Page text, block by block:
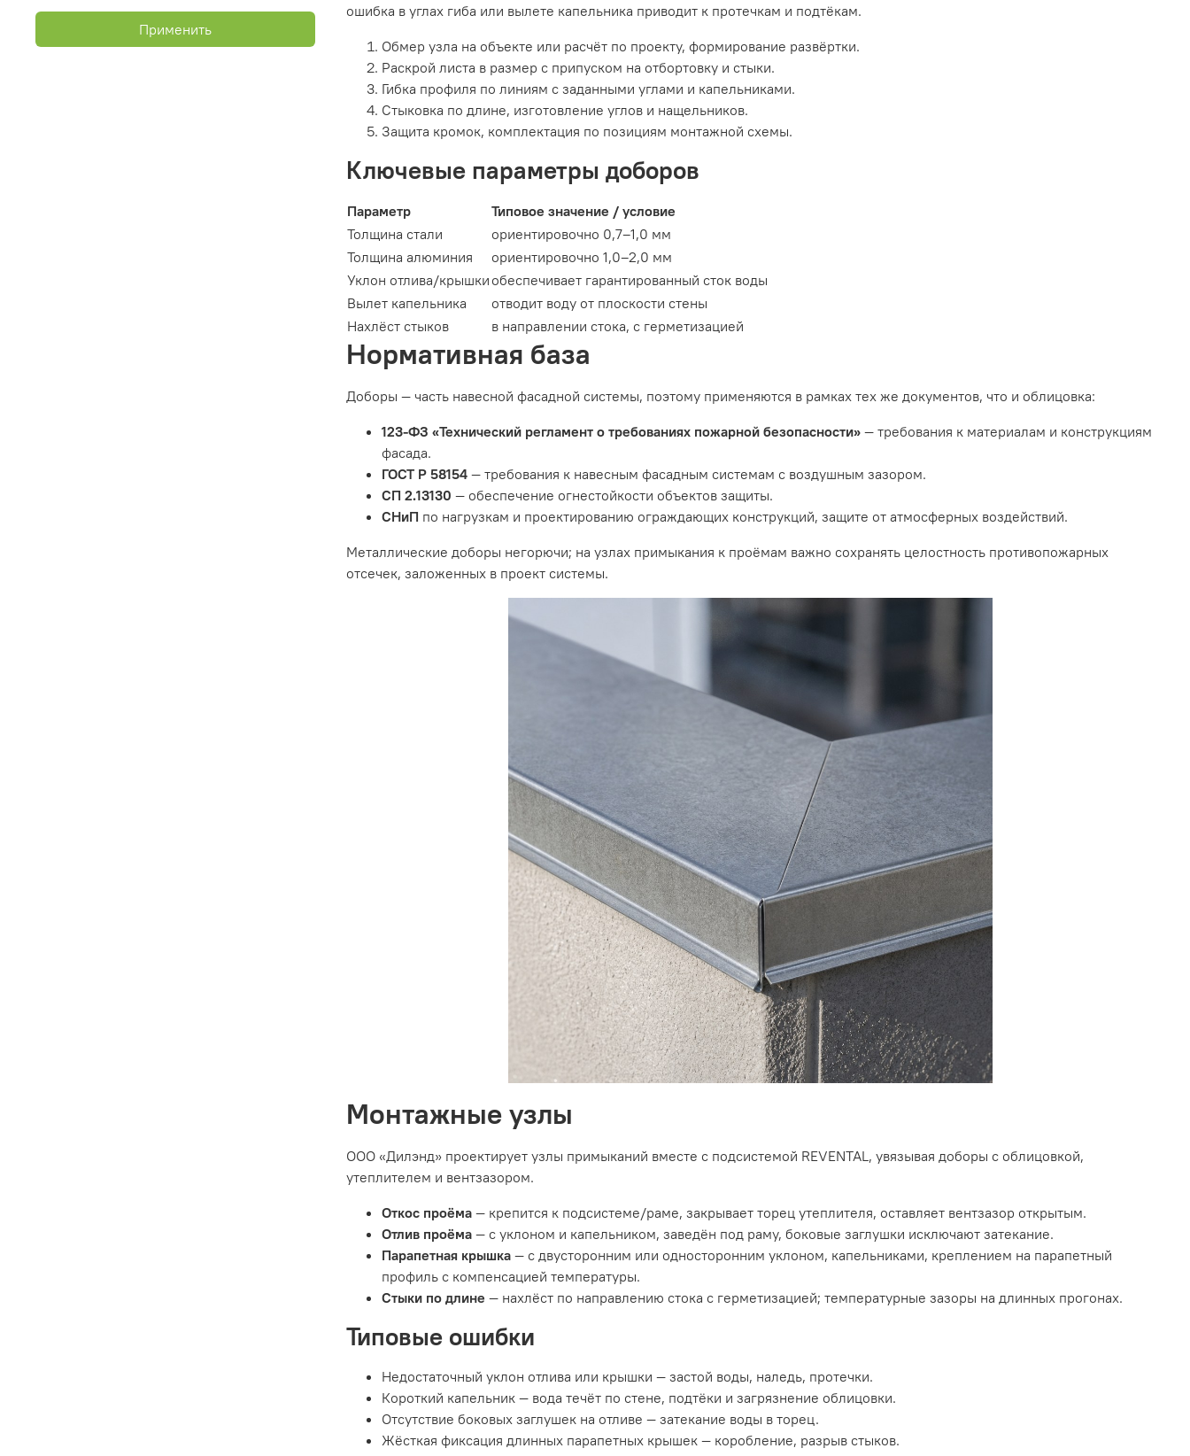
ошибка в углах гиба или вылете капельника приводит к протечкам и подтёкам.
Обмер узла на объекте или расчёт по проекту, формирование развёртки.
Раскрой листа в размер с припуском на отбортовку и стыки.
Гибка профиля по линиям с заданными углами и капельниками.
Стыковка по длине, изготовление углов и нащельников.
Защита кромок, комплектация по позициям монтажной схемы.
Ключевые параметры доборов
Параметр
Типовое значение / условие
Толщина стали
ориентировочно 0,7–1,0 мм
Толщина алюминия
ориентировочно 1,0–2,0 мм
Уклон отлива/крышки обеспечивает гарантированный сток воды
Вылет капельника
отводит воду от плоскости стены
Нахлёст стыков
в направлении стока, с герметизацией
Нормативная база
Доборы — часть навесной фасадной системы, поэтому применяются в рамках тех же документов, что и облицовка:
123-ФЗ «Технический регламент о требованиях пожарной безопасности» — требования к материалам и конструкциям
фасада.
ГОСТ Р 58154 — требования к навесным фасадным системам с воздушным зазором.
СП 2.13130 — обеспечение огнестойкости объектов защиты.
СНиП по нагрузкам и проектированию ограждающих конструкций, защите от атмосферных воздействий.
Металлические доборы негорючи; на узлах примыкания к проёмам важно сохранять целостность противопожарных
отсечек, заложенных в проект системы.
Монтажные узлы
ООО «Дилэнд» проектирует узлы примыканий вместе с подсистемой REVENTAL, увязывая доборы с облицовкой,
утеплителем и вентзазором.
Откос проёма — крепится к подсистеме/раме, закрывает торец утеплителя, оставляет вентзазор открытым.
Отлив проёма — с уклоном и капельником, заведён под раму, боковые заглушки исключают затекание.
Парапетная крышка — с двусторонним или односторонним уклоном, капельниками, креплением на парапетный
профиль с компенсацией температуры.
Стыки по длине — нахлёст по направлению стока с герметизацией; температурные зазоры на длинных прогонах.
Типовые ошибки
Недостаточный уклон отлива или крышки — застой воды, наледь, протечки.
Короткий капельник — вода течёт по стене, подтёки и загрязнение облицовки.
Отсутствие боковых заглушек на отливе — затекание воды в торец.
Жёсткая фиксация длинных парапетных крышек — коробление, разрыв стыков.
Применить